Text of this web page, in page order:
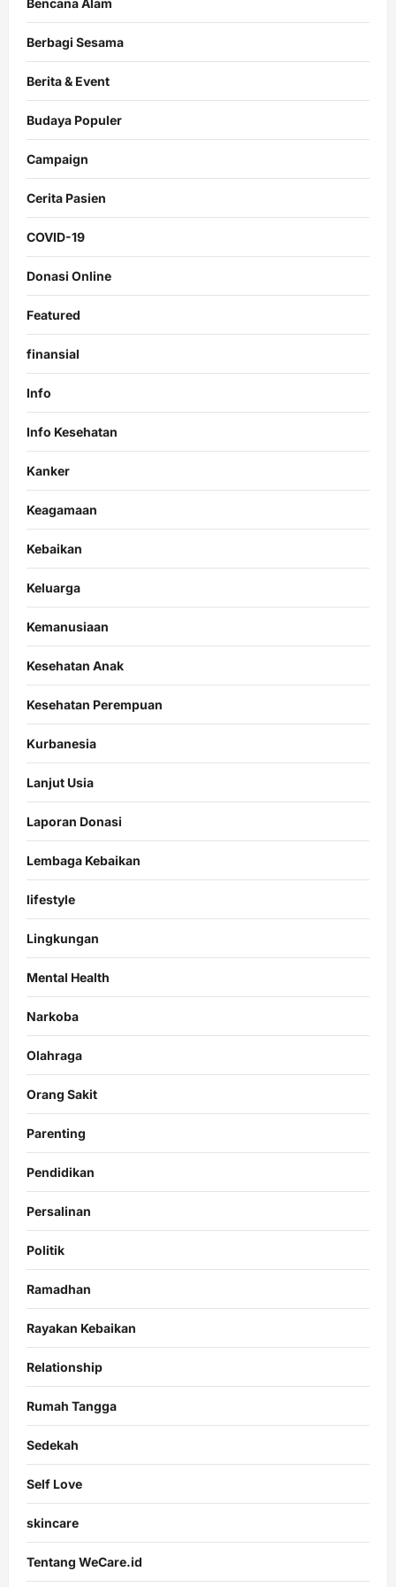
Bencana Alam
Berbagi Sesama
Berita & Event
Budaya Populer
Campaign
Cerita Pasien
COVID-19
Donasi Online
Featured
finansial
Info
Info Kesehatan
Kanker
Keagamaan
Kebaikan
Keluarga
Kemanusiaan
Kesehatan Anak
Kesehatan Perempuan
Kurbanesia
Lanjut Usia
Laporan Donasi
Lembaga Kebaikan
lifestyle
Lingkungan
Mental Health
Narkoba
Olahraga
Orang Sakit
Parenting
Pendidikan
Persalinan
Politik
Ramadhan
Rayakan Kebaikan
Relationship
Rumah Tangga
Sedekah
Self Love
skincare
Tentang WeCare.id